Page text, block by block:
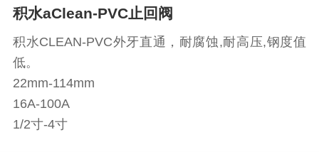
积水aClean-PVC止回阀
积水CLEAN-PVC外牙直通，耐腐蚀,耐高压,钢度值
低。
22mm-114mm
16A-100A
1/2寸-4寸